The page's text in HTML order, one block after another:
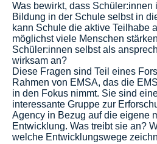
Was bewirkt, dass Schüler:innen
Bildung in der Schule selbst in
kann Schule die aktive Teilhabe
möglichst viele Menschen
Schüler:innen selbst als
wirksam an?
Diese Fragen sind Teil eines
Rahmen von EMSA, das die
in den Fokus nimmt. Sie sind
interessante Gruppe zur
Agency in Bezug auf die eigene
Entwicklung. Was treibt sie an?
welche Entwicklungswege